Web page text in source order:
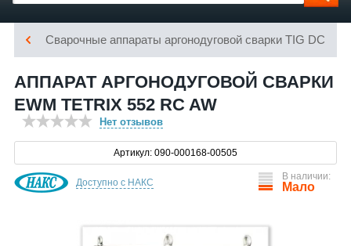
Сварочные аппараты аргонодуговой сварки TIG DC
АППАРАТ АРГОНОДУГОВОЙ СВАРКИ
EWM TETRIX 552 RC AW
Нет отзывов
Артикул: 090-000168-00505
Доступно с НАКС
В наличии:
Мало